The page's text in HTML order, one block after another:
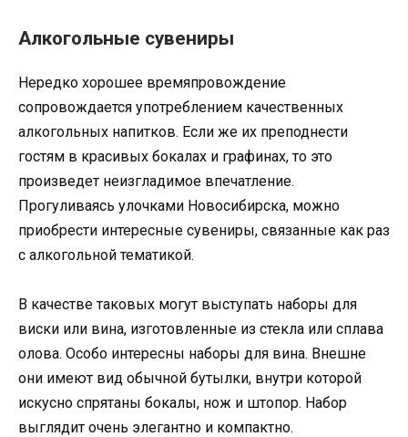
Алкогольные сувениры
Нередко хорошее времяпровождение
сопровождается употреблением качественных
алкогольных напитков. Если же их преподнести
гостям в красивых бокалах и графинах, то это
произведет неизгладимое впечатление.
Прогуливаясь улочками Новосибирска, можно
приобрести интересные сувениры, связанные как раз
с алкогольной тематикой.
В качестве таковых могут выступать наборы для
виски или вина, изготовленные из стекла или сплава
олова. Особо интересны наборы для вина. Внешне
они имеют вид обычной бутылки, внутри которой
искусно спрятаны бокалы, нож и штопор. Набор
выглядит очень элегантно и компактно.